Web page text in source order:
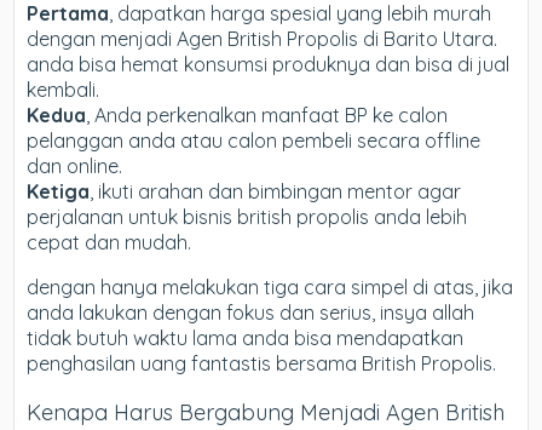
Pertama, dapatkan harga spesial yang lebih murah
dengan menjadi Agen British Propolis di Barito Utara.
anda bisa hemat konsumsi produknya dan bisa di jual
kembali.
Kedua, Anda perkenalkan manfaat BP ke calon
pelanggan anda atau calon pembeli secara offline
dan online.
Ketiga, ikuti arahan dan bimbingan mentor agar
perjalanan untuk bisnis british propolis anda lebih
cepat dan mudah.
dengan hanya melakukan tiga cara simpel di atas, jika
anda lakukan dengan fokus dan serius, insya allah
tidak butuh waktu lama anda bisa mendapatkan
penghasilan uang fantastis bersama British Propolis.
Kenapa Harus Bergabung Menjadi Agen British